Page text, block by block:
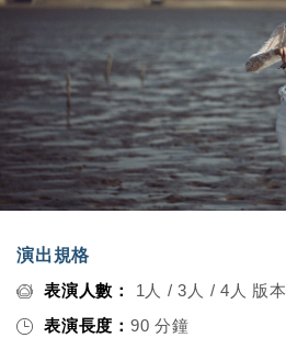
演出規格
表演人數：
1人 / 3人 / 4人 版本
表演長度： 90 分鐘